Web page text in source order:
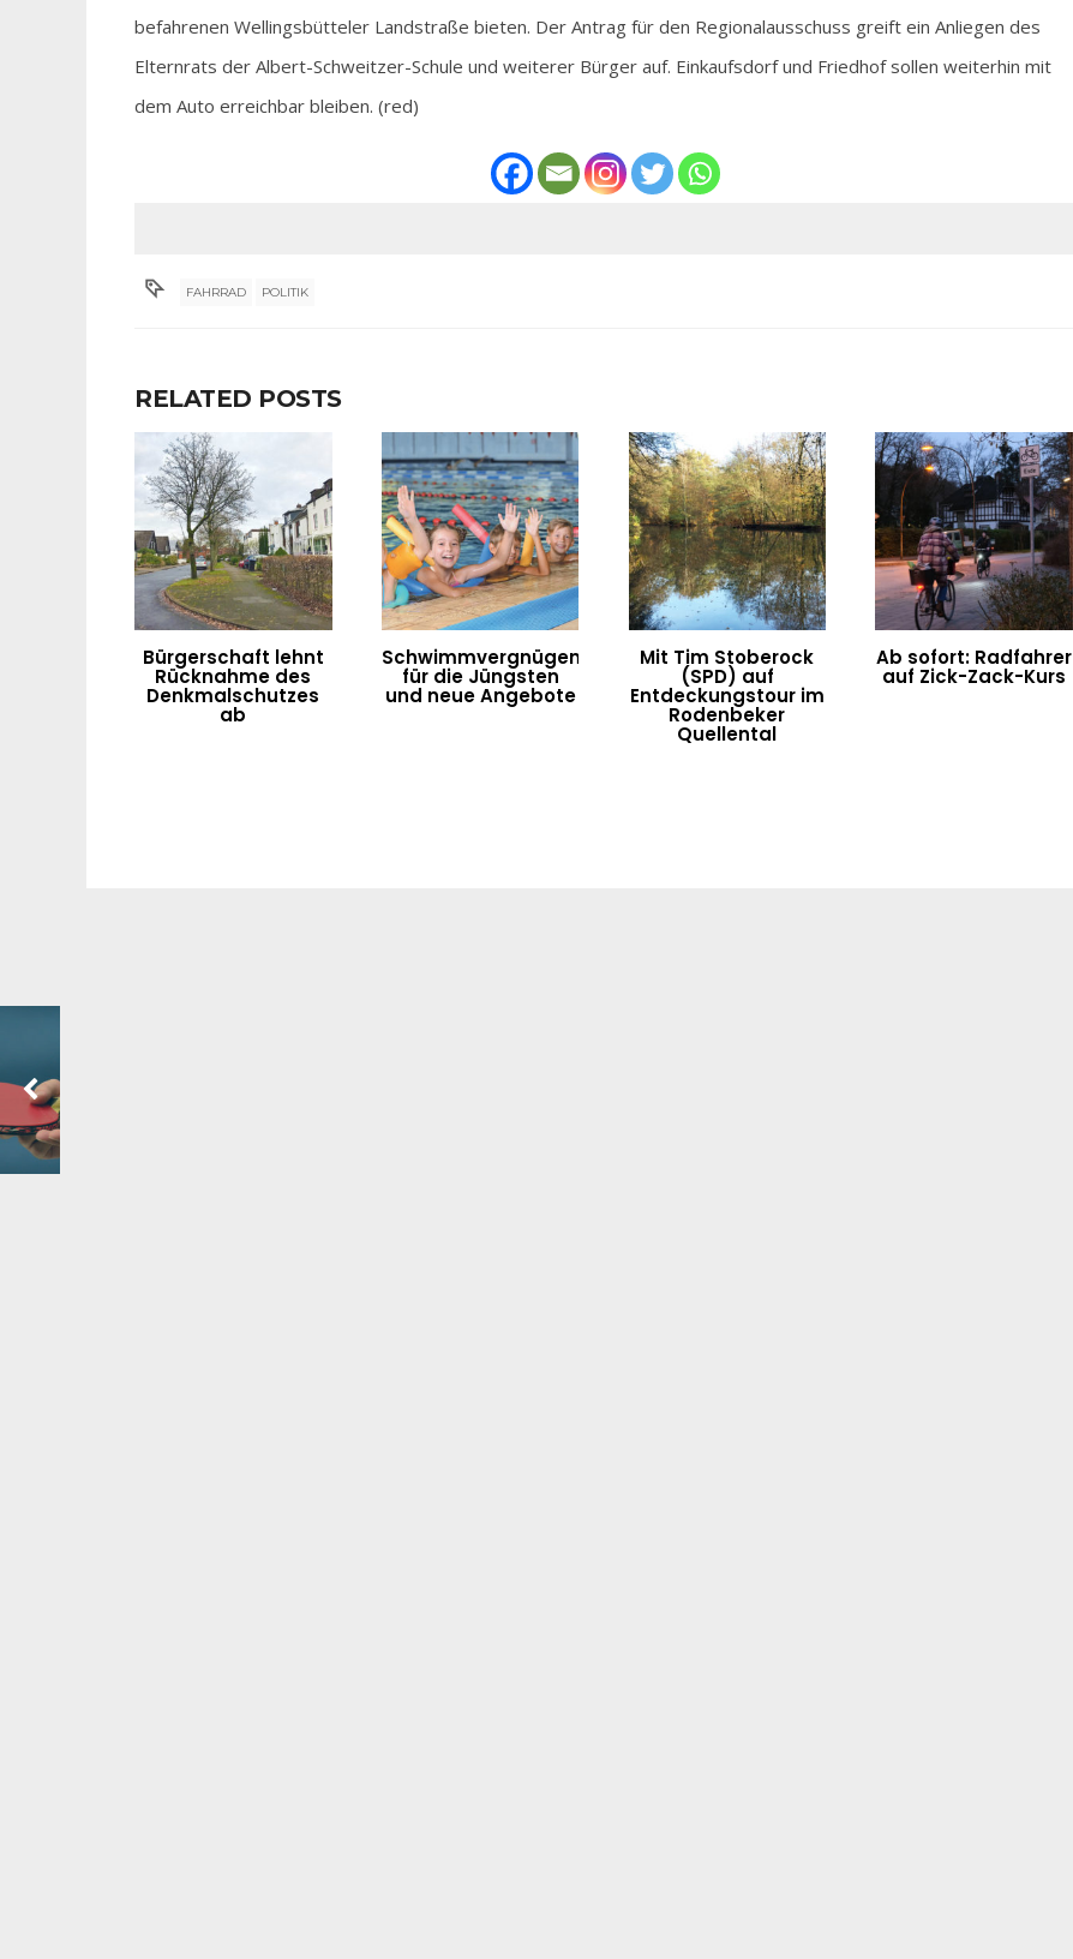
befahrenen Wellingsbütteler Landstraße bieten. Der Antrag für den Regionalausschuss greift ein Anliegen des
Elternrats der Albert-Schweitzer-Schule und weiterer Bürger auf. Einkaufsdorf und Friedhof sollen weiterhin mit
dem Auto erreichbar bleiben. (red)
FAHRRAD POLITIK
RELATED POSTS
Bürgerschaft lehnt
Rücknahme des
Denkmalschutzes
ab
Schwimmvergnügen
für die Jüngsten
und neue Angebote
Mit Tim Stoberock
(SPD) auf
Entdeckungstour im
Rodenbeker
Quellental
Ab sofort: Radfahrer
auf Zick-Zack-Kurs